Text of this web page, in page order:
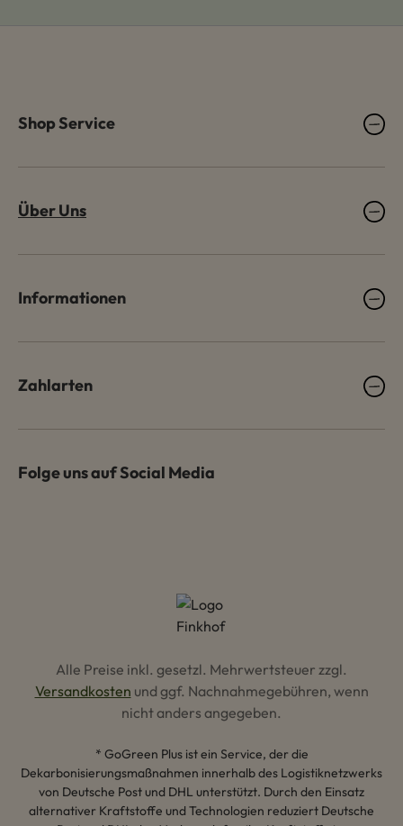
Shop Service
Über Uns
Informationen
Zahlarten
Folge uns auf Social Media
Alle Preise inkl. gesetzl. Mehrwertsteuer zzgl.
Versandkosten und ggf. Nachnahmegebühren, wenn
nicht anders angegeben.
* GoGreen Plus ist ein Service, der die
Dekarbonisierungsmaßnahmen innerhalb des Logistiknetzwerks
von Deutsche Post und DHL unterstützt. Durch den Einsatz
alternativer Kraftstoffe und Technologien reduziert Deutsche